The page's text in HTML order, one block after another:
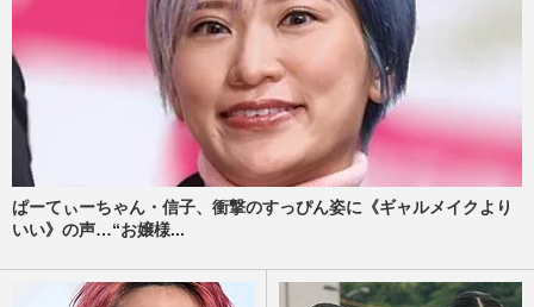
ぱーてぃーちゃん・信子、衝撃のすっぴん姿に《ギャルメイクより
いい》の声…“お嬢様...